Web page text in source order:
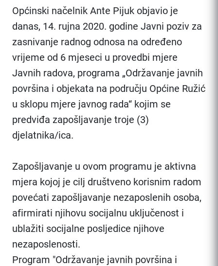
Općinski načelnik Ante Pijuk objavio je
danas, 14. rujna 2020. godine Javni poziv za
zasnivanje radnog odnosa na određeno
vrijeme od 6 mjeseci u provedbi mjere
Javnih radova, programa „Održavanje javnih
površina i objekata na području Općine Ružić
u sklopu mjere javnog rada“ kojim se
predviđa zapošljavanje troje (3)
djelatnika/ica.
Zapošljavanje u ovom programu je aktivna
mjera kojoj je cilj društveno korisnim radom
povećati zapošljavanje nezaposlenih osoba,
afirmirati njihovu socijalnu uključenost i
ublažiti socijalne posljedice njihove
nezaposlenosti.
Program "Održavanje javnih površina i